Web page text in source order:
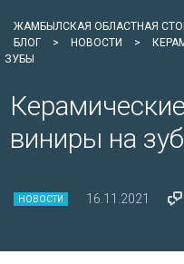
ЖАМБЫЛСКАЯ ОБЛАСТНАЯ
БЛОГ
> НОВОСТИ >
ЗУБЫ
виниры на
НОВОСТИ 16.11.2021